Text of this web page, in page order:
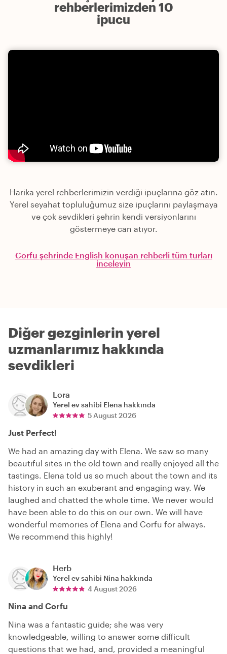
rehberlerimizden 10
ipucu
Harika yerel rehberlerimizin verdiği ipuçlarına göz atın.
Yerel seyahat topluluğumuz size ipuçlarını paylaşmaya
ve çok sevdikleri şehrin kendi versiyonlarını
göstermeye can atıyor.
Corfu şehrinde English konuşan rehberli tüm turları
inceleyin
Diğer gezginlerin yerel
uzmanlarımız hakkında
sevdikleri
Lora
Yerel ev sahibi Elena hakkında
5 August 2026
Just Perfect!
We had an amazing day with Elena. We saw so many
beautiful sites in the old town and really enjoyed all the
tastings. Elena told us so much about the town and its
history in such an exuberant and engaging way. We
laughed and chatted the whole time. We never would
have been able to do this on our own. We will have
wonderful memories of Elena and Corfu for always.
We recommend this highly!
Herb
Yerel ev sahibi Nina hakkında
4 August 2026
Nina and Corfu
Nina was a fantastic guide; she was very
knowledgeable, willing to answer some difficult
questions that we had, and, provided a meaningful